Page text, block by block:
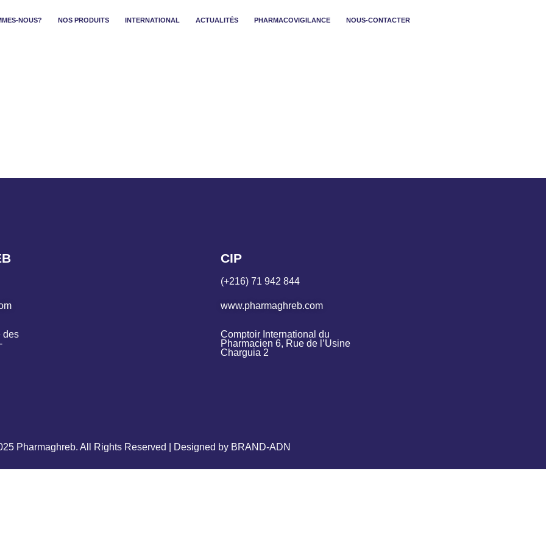
NOUS? NOS PRODUITS INTERNATIONAL ACTUALITÉS PHARMACOVIGILANCE NOUS-CONTACTER
des
CIP
(+216) 71 942 844
www.pharmaghreb.com
Comptoir International du
Pharmacien 6, Rue de l’Usine
Charguia 2
Pharmaghreb. All Rights Reserved | Designed by BRAND-ADN